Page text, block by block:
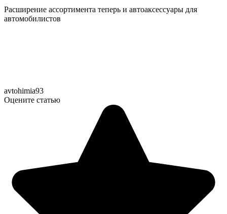
Расширение ассортимента теперь и автоаксессуары для
автомобилистов
avtohimia93
Оцените статью